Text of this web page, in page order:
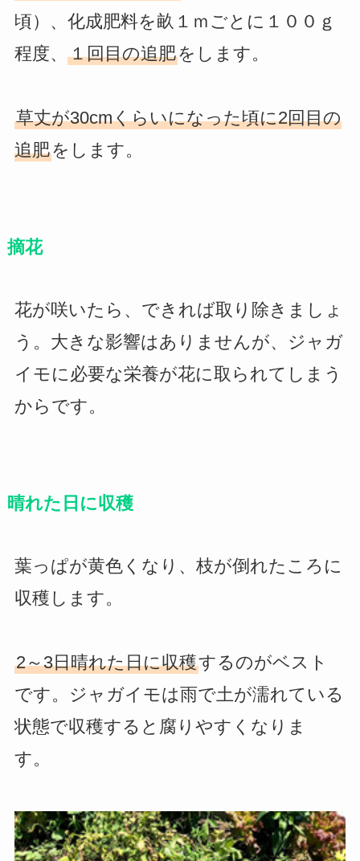
頃）、化成肥料を畝１ｍごとに１００ｇ
程度、 １回目の追肥をします。
草丈が30cmくらいになった頃に2回目の
追肥をします。
摘花
花が咲いたら、できれば取り除きましょ
う。大きな影響はありませんが、ジャガ
イモに必要な栄養が花に取られてしまう
からです。
晴れた日に収穫
葉っぱが黄色くなり、枝が倒れたころに
収穫します。
2～3日晴れた日に収穫するのがベスト
です。ジャガイモは雨で土が濡れている
状態で収穫すると腐りやすくなりま
す。